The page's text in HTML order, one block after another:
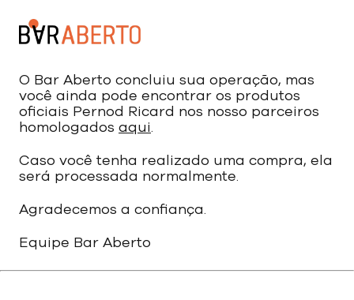
O Bar Aberto concluiu sua operação, mas
você ainda pode encontrar os produtos
oficiais Pernod Ricard nos nosso parceiros
homologados aqui.
Caso você tenha realizado uma compra, ela
será processada normalmente.
Agradecemos a confiança.
Equipe Bar Aberto